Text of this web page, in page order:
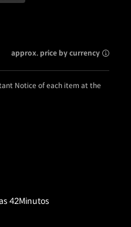
42Minutos
approx. price by currency
Notice of each item at the